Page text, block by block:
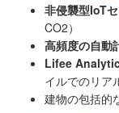
非侵襲型IoT
CO2）
高頻度の自動
Lifee
イルでのリア
建物の包括的